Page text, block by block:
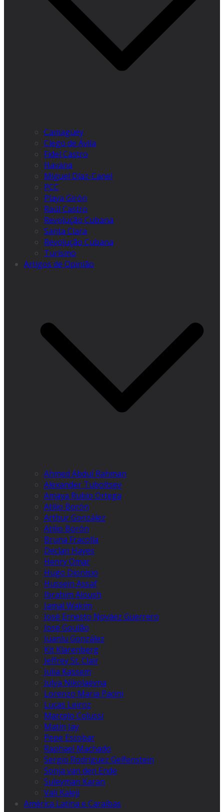
Camagüey
Ciego de Ávila
Fidel Castro
Havana
Miguel Díaz-Canel
PCC
Playa Girón
Raúl Castro
Revolução Cubana
Santa Clara
Revolução Cubana
Turismo
Artigos de Opinião
Ahmed Abdul Rahman
Alexander Tuboltsev
Amaya Rubio Ortega
Atilio Borón
Arthur González
Atilio Borón
Bruna Fracolla
Declan Hayes
Henry Omar
Hugo Dionísio
Hussein Assaf
Ibrahim Aloush
Jamal Wakim
José Ernesto Nováez Guerrero
José Goulão
Juanlu González
Kit Klarenberg
Jeffrey St. Clair
Julia Kassem
Julya Nikolaevna
Lorenzo Maria Pacini
Lucas Leiroz
Marcelo Colussi
Matin Jay
Pepe Escobar
Raphael Machado
Sergio Rodríguez Gelfenstein
Sonja van den Ende
Suleyman Karan
Vali Kaleji
América Latina e Caraíbas